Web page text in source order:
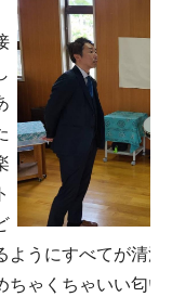
ようにすべてが清
ちゃくちゃいい匂い